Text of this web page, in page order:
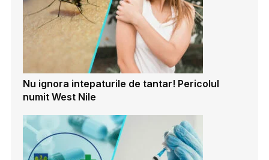
Nu ignora intepaturile de tantar! Pericolul
numit West Nile